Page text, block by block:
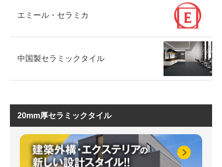
エミール・セラミカ
中国製セラミックタイル
20mm厚セラミックタイル